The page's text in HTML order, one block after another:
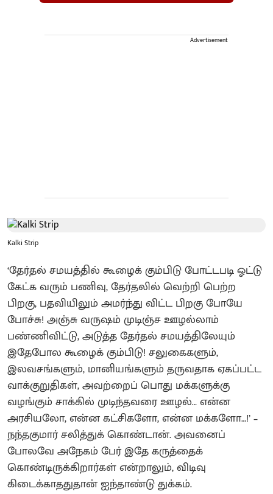
Advertisement
Kalki Strip
‘தேர்தல் சமயத்தில் கூழைக் கும்பிடு போட்டபடி ஓட்டு
கேட்க வரும் பணிவு, தேர்தலில் வெற்றி பெற்ற
பிறகு, பதவியிலும் அமர்ந்து விட்ட பிறகு போயே
போச்சு! அஞ்சு வருஷம் முடிஞ்ச ஊழல்லாம்
பண்ணிவிட்டு, அடுத்த தேர்தல் சமயத்திலேயும்
இதேபோல கூழைக் கும்பிடு! சலுகைகளும்,
இலவசங்களும், மானியங்களும் தருவதாக ஏகப்பட்ட
வாக்குறுதிகள், அவற்றைப் பொது மக்களுக்கு
வழங்கும் சாக்கில் முடிந்தவரை ஊழல்… என்ன
அரசியலோ, என்ன கட்சிகளோ, என்ன மக்களோ…!’ –
நந்தகுமார் சலித்துக் கொண்டான். அவனைப்
போலவே அநேகம் பேர் இதே கருத்தைக்
கொண்டிருக்கிறார்கள் என்றாலும், விடிவு
கிடைக்காததுதான் ஐந்தாண்டு துக்கம்.